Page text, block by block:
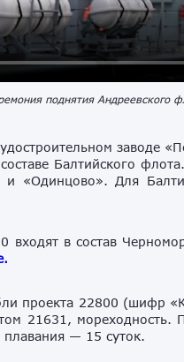
поднятия Андреевского
заводе
Балтийского
«Одинцово». Для
входят в состав
проекта 22800 (шифр
21631, мореходность.
плавания — 15 суток.